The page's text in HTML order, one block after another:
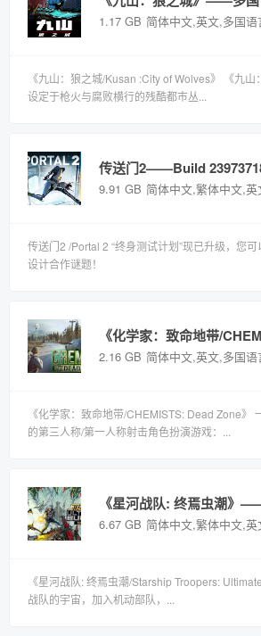
1.17 GB 简体中文,英文,多国
《九山：狼之城/Kusan :City of Wolves》 《九
设定于枪火与腐败横行的残酷都市丛...
9.91 GB 简体中文,繁体中文,英
传送门2 /Portal 2 “终身测试计划”现已升级，您
设计合作谜题！
2.16 GB 简体中文,英文,多国
《化学家：致命地带/CHEMISTS: Dead Zone》
的第三人称/第一人称射击角色扮演游戏：...
6.67 GB 简体中文,繁体中文,英
《星河战队: 终焉虫潮/Starship Troopers:
战队的宇宙，加入机动部队，...